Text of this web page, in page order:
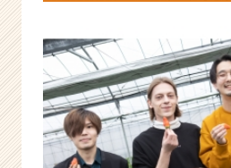
企
業
か
ら
ス
カ